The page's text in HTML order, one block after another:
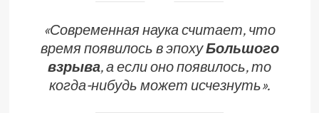
«Современная наука считает, что
время появилось в эпохуБольшого
взрыва, а если оно появилось, то
когда-нибудь может исчезнуть».